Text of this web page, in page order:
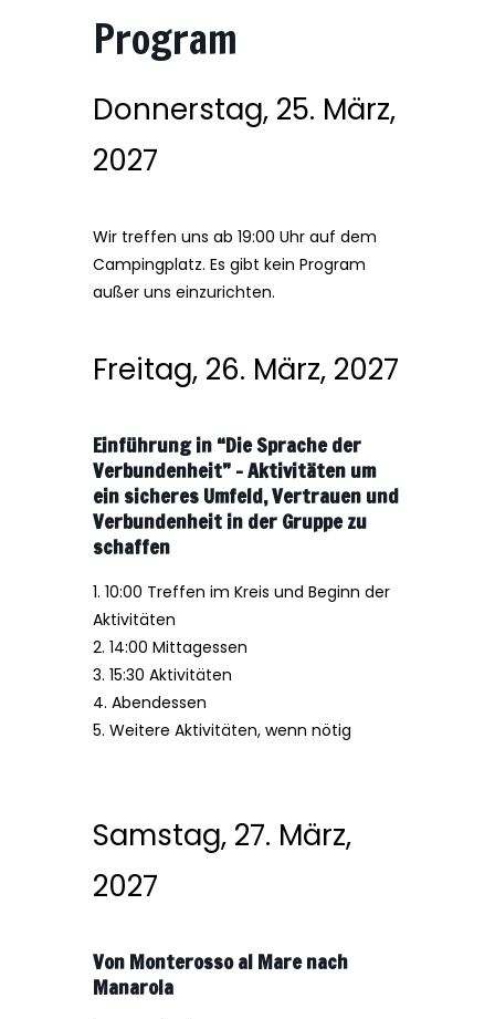
Program
Donnerstag, 25. März,
2027
Wir treffen uns ab 19:00 Uhr auf dem
Campingplatz. Es gibt kein Program
außer uns einzurichten.
Freitag, 26. März, 2027
Einführung in “Die Sprache der
Verbundenheit” – Aktivitäten um
ein sicheres Umfeld, Vertrauen und
Verbundenheit in der Gruppe zu
schaffen
1. 10:00 Treffen im Kreis und Beginn der
Aktivitäten
2. 14:00 Mittagessen
3. 15:30 Aktivitäten
4. Abendessen
5. Weitere Aktivitäten, wenn nötig
Samstag, 27. März,
2027
Von Monterosso al Mare nach
Manarola